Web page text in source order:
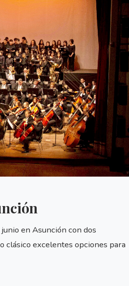
en Asunción con dos
clásico excelentes opciones para